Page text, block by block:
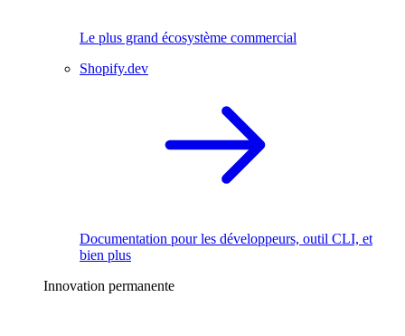
Le plus grand écosystème commercial
Shopify.dev
Documentation pour les développeurs, outil CLI, et
bien plus
Innovation permanente